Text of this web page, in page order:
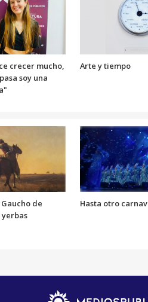
crecer mucho,
soy una
Arte y tiempo
de
yerbas
Hasta otro